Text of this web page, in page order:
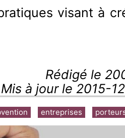
visant à
Rédigé le
Mis à jour le 2015-
entreprises